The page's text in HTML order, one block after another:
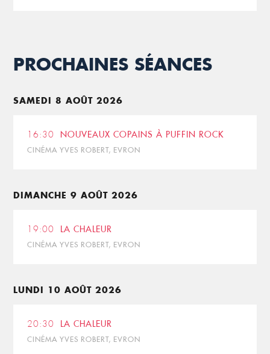
PROCHAINES SÉANCES
SAMEDI 8 AOÛT 2026
16:30 NOUVEAUX COPAINS À PUFFIN ROCK
CINÉMA YVES ROBERT, EVRON
DIMANCHE 9 AOÛT 2026
19:00 LA CHALEUR
CINÉMA YVES ROBERT, EVRON
LUNDI 10 AOÛT 2026
20:30 LA CHALEUR
CINÉMA YVES ROBERT, EVRON